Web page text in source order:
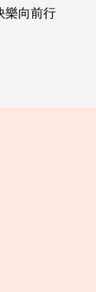
樂向前行